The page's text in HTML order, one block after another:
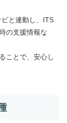
と連動し、ITS
の支援情報な
ことで、安心し